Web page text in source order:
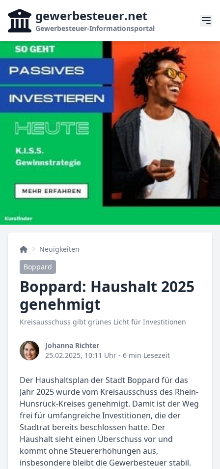
gewerbesteuer.net
Gewerbesteuer-Informationsportal
Neuigkeiten
Boppard
Boppard: Haushalt 2025
genehmigt
Kreisausschuss gibt grünes Licht für Investitionen
Johanna Richter
25.02.2025, 10:11 Uhr - 6 min Lesezeit
Der Haushaltsplan der Stadt Boppard für das
Jahr 2025 wurde vom Kreisausschuss des Rhein-
Hunsrück-Kreises genehmigt. Damit ist der Weg
frei für umfangreiche Investitionen, die der
Stadtrat bereits beschlossen hatte. Der
Haushalt sieht einen Überschuss vor und
kommt ohne Steuererhöhungen aus,
insbesondere bleibt die Gewerbesteuer stabil.